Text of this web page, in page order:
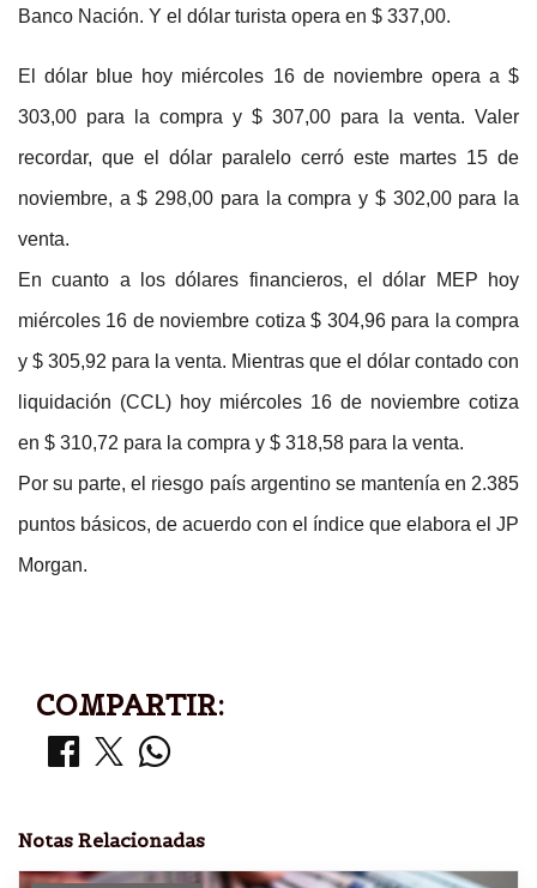
Banco Nación. Y el dólar turista opera en $ 337,00.
El dólar blue hoy miércoles 16 de noviembre opera a $
303,00 para la compra y $ 307,00 para la venta. Valer
recordar, que el dólar paralelo cerró este martes 15 de
noviembre, a $ 298,00 para la compra y $ 302,00 para la
venta.
En cuanto a los dólares financieros, el dólar MEP hoy
miércoles 16 de noviembre cotiza $ 304,96 para la compra
y $ 305,92 para la venta. Mientras que el dólar contado con
liquidación (CCL) hoy miércoles 16 de noviembre cotiza
en $ 310,72 para la compra y $ 318,58 para la venta.
Por su parte, el riesgo país argentino se mantenía en 2.385
puntos básicos, de acuerdo con el índice que elabora el JP
Morgan.
COMPARTIR:
Notas Relacionadas